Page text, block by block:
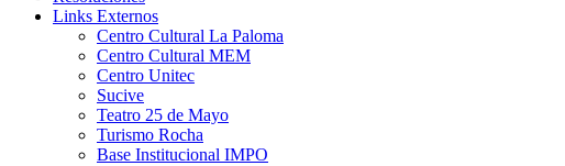
Links Externos
Centro Cultural La Paloma
Centro Cultural MEM
Centro Unitec
Sucive
Teatro 25 de Mayo
Turismo Rocha
Base Institucional IMPO